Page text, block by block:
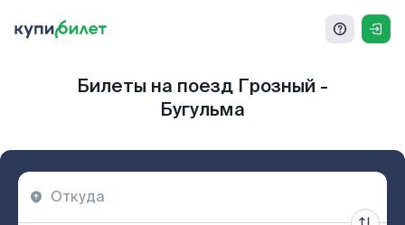
Билеты на поезд Грозный -
Бугульма